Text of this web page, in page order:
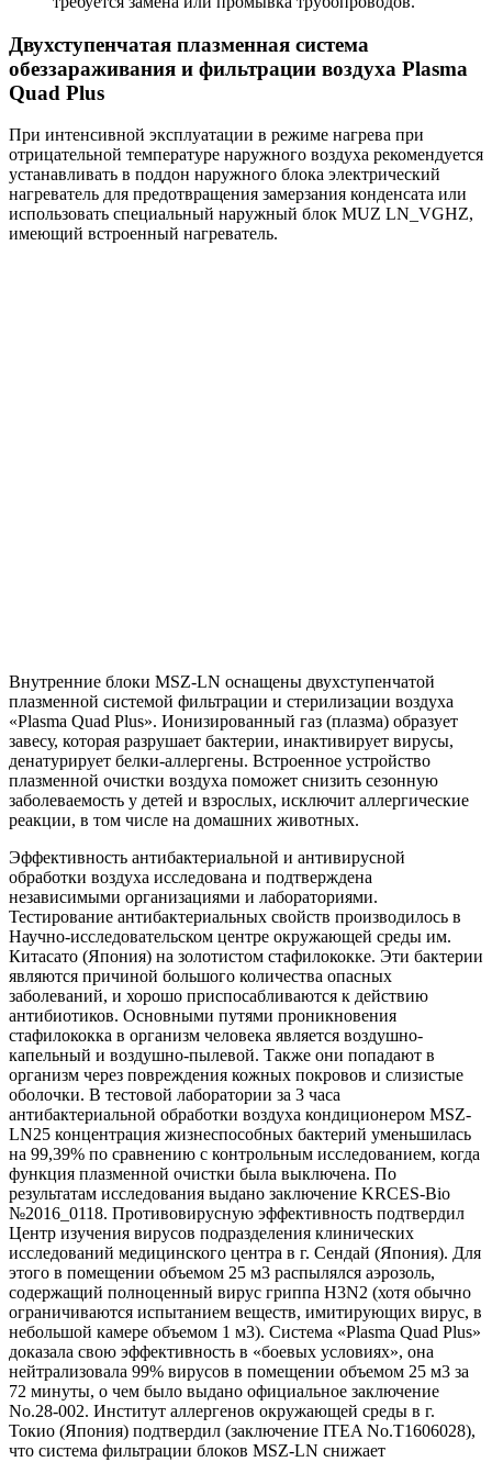
Двухступенчатая плазменная система
обеззараживания и фильтрации воздуха Plasma
Quad Plus
При интенсивной эксплуатации в режиме нагрева при
отрицательной температуре наружного воздуха рекомендуется
устанавливать в поддон наружного блока электрический
нагреватель для предотвращения замерзания конденсата или
использовать специальный наружный блок MUZ LN_VGHZ,
имеющий встроенный нагреватель.
Внутренние блоки MSZ-LN оснащены двухступенчатой
плазменной системой фильтрации и стерилизации воздуха
«Plasma Quad Plus». Ионизированный газ (плазма) образует
завесу, которая разрушает бактерии, инактивирует вирусы,
денатурирует белки-аллергены. Встроенное устройство
плазменной очистки воздуха поможет снизить сезонную
заболеваемость у детей и взрослых, исключит аллергические
реакции, в том числе на домашних животных.
Эффективность антибактериальной и антивирусной
обработки воздуха исследована и подтверждена
независимыми организациями и лабораториями.
Тестирование антибактериальных свойств производилось в
Научно-исследовательском центре окружающей среды им.
Китасато (Япония) на золотистом стафилококке. Эти бактерии
являются причиной большого количества опасных
заболеваний, и хорошо приспосабливаются к действию
антибиотиков. Основными путями проникновения
стафилококка в организм человека является воздушно-
капельный и воздушно-пылевой. Также они попадают в
организм через повреждения кожных покровов и слизистые
оболочки. В тестовой лаборатории за 3 часа
антибактериальной обработки воздуха кондиционером MSZ-
LN25 концентрация жизнеспособных бактерий уменьшилась
на 99,39% по сравнению с контрольным исследованием, когда
функция плазменной очистки была выключена. По
результатам исследования выдано заключение KRCES-Bio
№2016_0118. Противовирусную эффективность подтвердил
Центр изучения вирусов подразделения клинических
исследований медицинского центра в г. Сендай (Япония). Для
этого в помещении объемом 25 м3 распылялся аэрозоль,
содержащий полноценный вирус гриппа H3N2 (хотя обычно
ограничиваются испытанием веществ, имитирующих вирус, в
небольшой камере объемом 1 м3). Система «Plasma Quad Plus»
доказала свою эффективность в «боевых условиях», она
нейтрализовала 99% вирусов в помещении объемом 25 м3 за
72 минуты, о чем было выдано официальное заключение
No.28-002. Институт аллергенов окружающей среды в г.
Токио (Япония) подтвердил (заключение ITEA No.T1606028),
что система фильтрации блоков MSZ-LN снижает